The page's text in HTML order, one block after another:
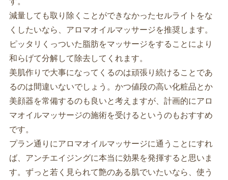
減量しても取り除くことができなかったセルライトをな
くしたいなら、アロマオイルマッサージを推奨します。
ピッタリくっついた脂肪をマッサージをすることにより
和らげて分解して除去してくれます。
美肌作りで大事になってくるのは頑張り続けることであ
るのは間違いないでしょう。かつ値段の高い化粧品とか
美顔器を常備するのも良いと考えますが、計画的にアロ
マオイルマッサージの施術を受けるというのもおすすめ
です。
プラン通りにアロマオイルマッサージに通うことにすれ
ば、アンチエイジングに本当に効果を発揮すると思いま
す。ずっと若く見られて艶のある肌でいたいなら、使う